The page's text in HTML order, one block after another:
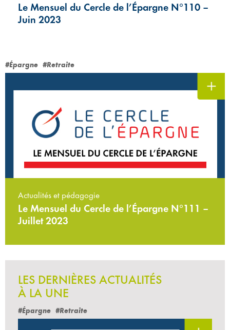
Le Mensuel du Cercle de l’Épargne N°110 –
Juin 2023
#Épargne #Retraite
Actualités et pédagogie
Le Mensuel du Cercle de l’Épargne N°111 –
Juillet 2023
LES DERNIÈRES ACTUALITÉS
À LA UNE
#Épargne #Retraite